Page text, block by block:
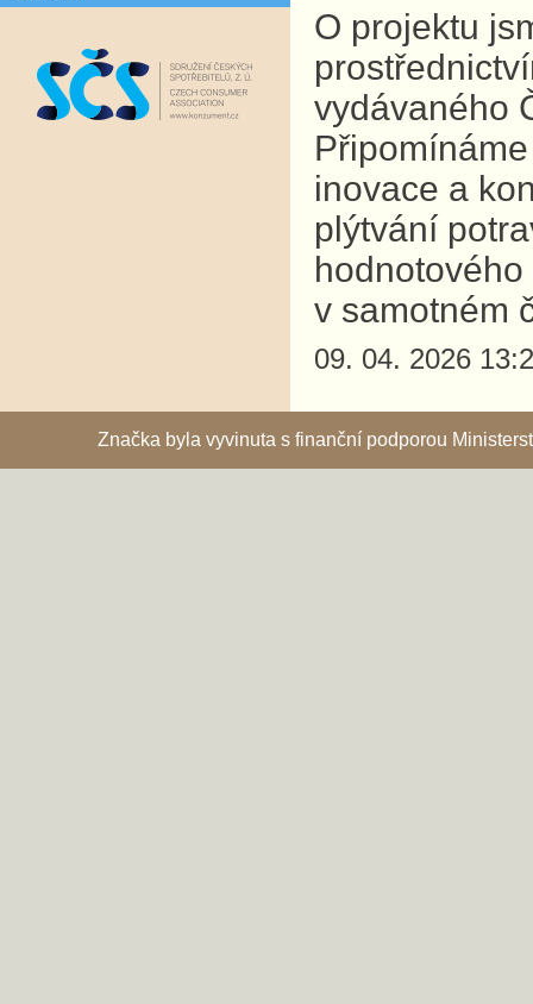
O projektu
vydávaného
inovace a
plýtvání
v samotném
09. 04. 2026
Značka byla vyvinuta s finanční podporou